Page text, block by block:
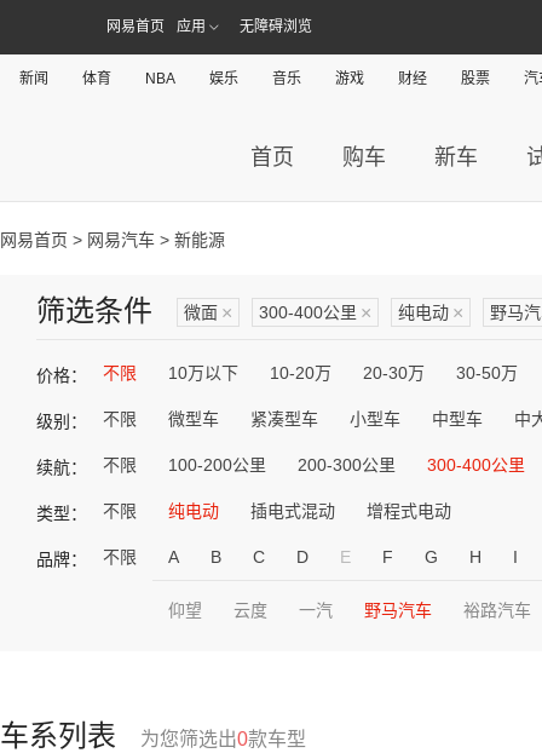
网易首页 应用 无障碍浏览
新闻 体育 NBA 娱乐 音乐 游戏 财经 股票 汽
首页 购车 新车
网易首页 > 网易汽车 > 新能源
筛选条件 微面 × 300-400公里 × 纯电动 × 野马
价格： 不限 10万以下 10-20万 20-30万 30-50万
级别： 不限 微型车 紧凑型车 小型车 中型车 中
续航： 不限 100-200公里 200-300公里 300-400公里
类型： 不限 纯电动 插电式混动 增程式电动
品牌： 不限 A B C D E F G H I
仰望 云度 一汽 野马汽车 裕路汽车
车系列表 为您筛选出0款车型